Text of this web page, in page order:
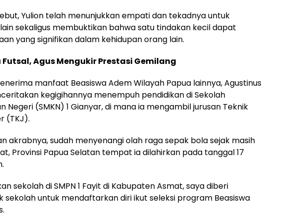
Yulion telah menunjukkan empati dan tekadnya untuk
sekaligus membuktikan bahwa satu tindakan kecil dapat
yang signifikan dalam kehidupan orang lain.
Futsal, Agus Mengukir Prestasi Gemilang
manfaat Beasiswa Adem Wilayah Papua lainnya, Agustinus
kegigihannya menempuh pendidikan di Sekolah
Negeri (SMKN) 1 Gianyar, di mana ia mengambil jurusan Teknik
(TKJ).
akrabnya, sudah menyenangi olah raga sepak bola sejak masih
Provinsi Papua Selatan tempat ia dilahirkan pada tanggal 17
sekolah di SMPN 1 Fayit di Kabupaten Asmat, saya diberi
sekolah untuk mendaftarkan diri ikut seleksi program Beasiswa